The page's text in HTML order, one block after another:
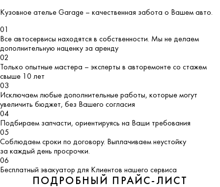
Кузовное ателье Garage – качественная забота о Вашем авто.
01
Все автосервисы находятся в собственности. Мы не делаем
дополнительную наценку за аренду
02
Только опытные мастера – эксперты в авторемонте со стажем
свыше 10 лет
03
Исключаем любые дополнительные работы, которые могут
увеличить бюджет, без Вашего согласия
04
Подбираем запчасти, ориентируясь на Ваши требования
05
Соблюдаем сроки по договору. Выплачиваем неустойку
за каждый день просрочки.
06
Бесплатный эвакуатор для Клиентов нашего сервиса
ПОДРОБНЫЙ ПРАЙС-ЛИСТ